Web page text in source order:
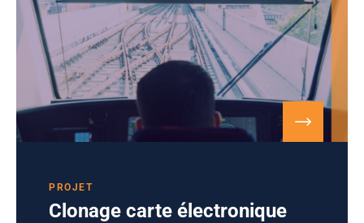
PROJET
Clonage carte électronique